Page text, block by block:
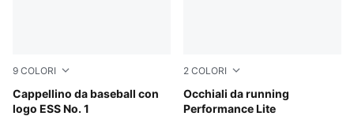
9 COLORI
Cappellino da baseball con
logo ESS No. 1
Pebble Gray
2 COLORI
Occhiali da running
Performance Lite
BLACK-BLACK-GREEN